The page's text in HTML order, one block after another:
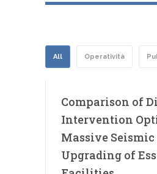
All Operatività
Comparison of
Intervention
Massive Seismic
Upgrading of